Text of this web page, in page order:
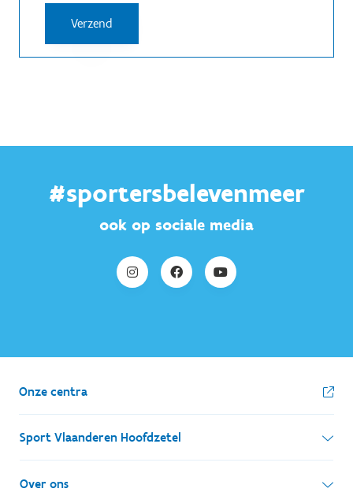
#sportersbelevenmeer
ook op sociale media
Onze centra
Sport Vlaanderen Hoofdzetel
Simon Bolivarlaan 17
Over ons